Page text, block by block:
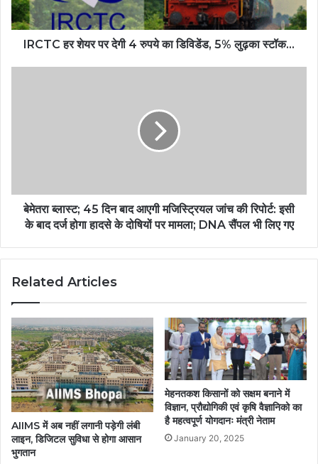
IRCTC हर शेयर पर देगी 4 रुपये का डिविडेंड, 5% लुढ़का स्टॉक…
बेमेतरा ब्लास्ट; 45 दिन बाद आएगी मजिस्ट्रियल जांच की रिपोर्ट: इसी
के बाद दर्ज होगा हादसे के दोषियों पर मामला; DNA सैंपल भी लिए गए
Related Articles
AIIMS में अब नहीं लगानी पड़ेगी लंबी
लाइन, डिजिटल सुविधा से होगा आसान
भुगतान
मेहनतकश किसानों को सक्षम बनाने में
विज्ञान, प्रौद्योगिकी एवं कृषि वैज्ञानिको का
है महत्वपूर्ण योगदानः मंत्री नेताम
January 20, 2025